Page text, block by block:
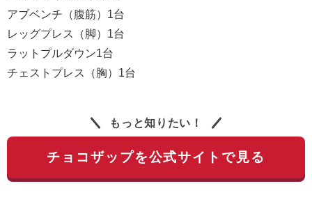
アブベンチ（腹筋）1台
レッグプレス（脚）1台
ラットプルダウン1台
チェストプレス（胸）1台
もっと知りたい！
チョコザップを公式サイトで見る